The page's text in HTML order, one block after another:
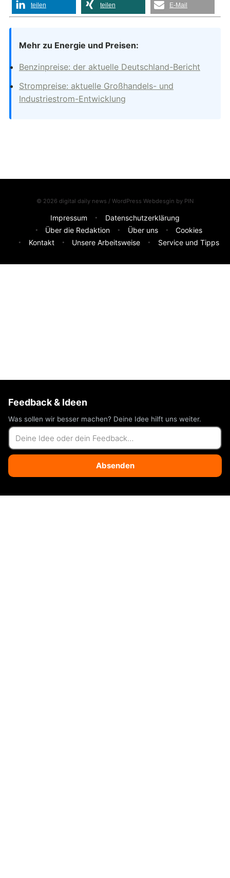
teilen teilen E-Mail
Mehr zu Energie und Preisen:
Benzinpreise: der aktuelle Deutschland-Bericht
Strompreise: aktuelle Großhandels- und
Industriestrom-Entwicklung
© 2026 digital daily news / WordPress Webdesgin by PIN
Impressum
Datenschutzerklärung
Über die Redaktion
Über uns
Cookies
Kontakt
Unsere Arbeitsweise Service und Tipps
Feedback & Ideen
Was sollen wir besser machen? Deine Idee hilft uns weiter.
Absenden